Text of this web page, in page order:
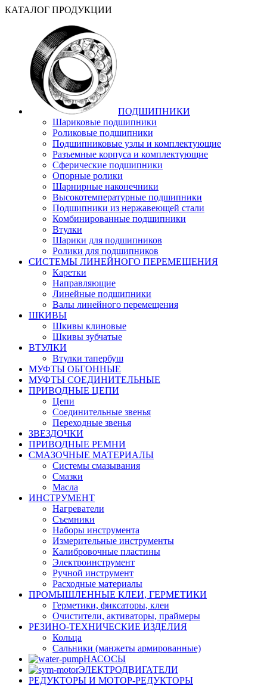
КАТАЛОГ ПРОДУКЦИИ
ПОДШИПНИКИ
Шариковые подшипники
Роликовые подшипники
Подшипниковые узлы и комплектующие
Разъемные корпуса и комплектующие
Сферические подшипники
Опорные ролики
Шарнирные наконечники
Высокотемпературные подшипники
Подшипники из нержавеющей стали
Комбинированные подшипники
Втулки
Шарики для подшипников
Ролики для подшипников
СИСТЕМЫ ЛИНЕЙНОГО ПЕРЕМЕЩЕНИЯ
Каретки
Направляющие
Линейные подшипники
Валы линейного перемещения
ШКИВЫ
Шкивы клиновые
Шкивы зубчатые
ВТУЛКИ
Втулки тапербуш
МУФТЫ ОБГОННЫЕ
МУФТЫ СОЕДИНИТЕЛЬНЫЕ
ПРИВОДНЫЕ ЦЕПИ
Цепи
Соединительные звенья
Переходные звенья
ЗВЕЗДОЧКИ
ПРИВОДНЫЕ РЕМНИ
СМАЗОЧНЫЕ МАТЕРИАЛЫ
Системы смазывания
Смазки
Масла
ИНСТРУМЕНТ
Нагреватели
Съемники
Наборы инструмента
Измерительные инструменты
Калибровочные пластины
Электроинструмент
Ручной инструмент
Расходные материалы
ПРОМЫШЛЕННЫЕ КЛЕИ, ГЕРМЕТИКИ
Герметики, фиксаторы, клеи
Очистители, активаторы, праймеры
РЕЗИНО-ТЕХНИЧЕСКИЕ ИЗДЕЛИЯ
Кольца
Сальники (манжеты армированные)
НАСОСЫ
ЭЛЕКТРОДВИГАТЕЛИ
РЕДУКТОРЫ И МОТОР-РЕДУКТОРЫ